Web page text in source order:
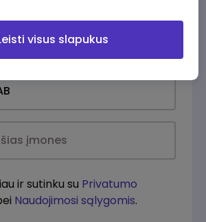
ir sutinku su Privatumo
Naudojimosi sąlygomis.
visus slapukus